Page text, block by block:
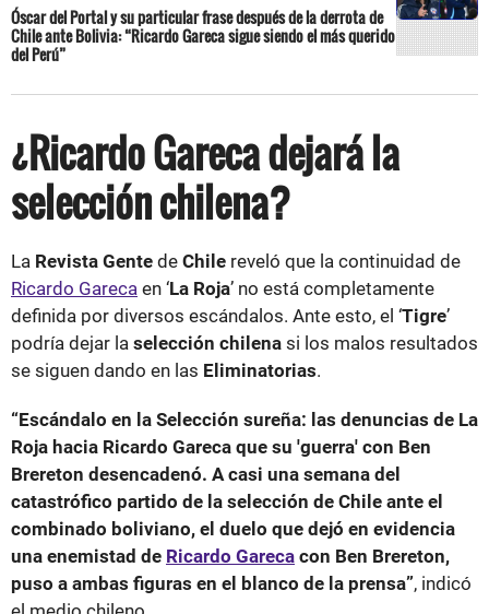
Óscar del Portal y su particular frase después de la derrota de
Chile ante Bolivia: “Ricardo Gareca sigue siendo el más querido
del Perú”
¿Ricardo Gareca dejará la
selección chilena?
La Revista Gente de Chile reveló que la continuidad de
Ricardo Gareca en ‘La Roja’ no está completamente
definida por diversos escándalos. Ante esto, el ‘Tigre’
podría dejar la selección chilena si los malos resultados
se siguen dando en las Eliminatorias.
“Escándalo en la Selección sureña: las denuncias de La
Roja hacia Ricardo Gareca que su 'guerra' con Ben
Brereton desencadenó. A casi una semana del
catastrófico partido de la selección de Chile ante el
combinado boliviano, el duelo que dejó en evidencia
una enemistad de Ricardo Gareca con Ben Brereton,
puso a ambas figuras en el blanco de la prensa”, indicó